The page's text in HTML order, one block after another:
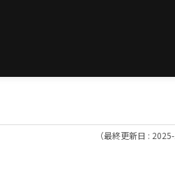
（最終更新日 :